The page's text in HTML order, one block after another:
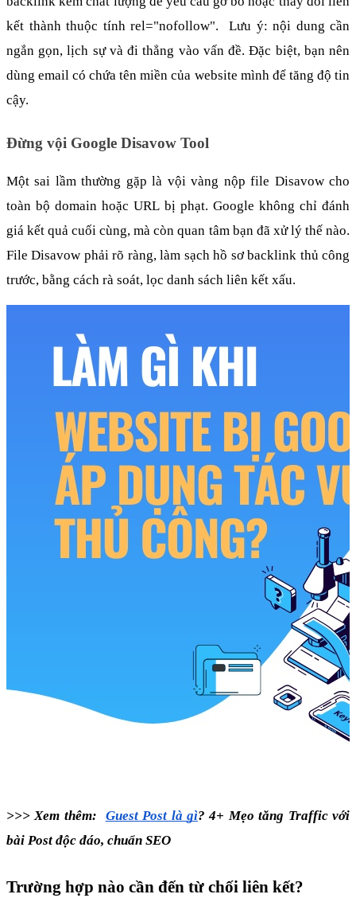
kết thành thuộc tính rel="nofollow".  Lưu ý: nội dung cần
ngắn gọn, lịch sự và đi thẳng vào vấn đề. Đặc biệt, bạn nên
dùng email có chứa tên miền của website mình để tăng độ tin
cậy.
Đừng vội Google Disavow Tool
Một sai lầm thường gặp là vội vàng nộp file Disavow cho
toàn bộ domain hoặc URL bị phạt. Google không chỉ đánh
giá kết quả cuối cùng, mà còn quan tâm bạn đã xử lý thế nào.
File Disavow phải rõ ràng, làm sạch hồ sơ backlink thủ công
trước, bằng cách rà soát, lọc danh sách liên kết xấu.
>>> Xem thêm: Guest Post là gì? 4+ Mẹo tăng Traffic với
bài Post độc đáo, chuẩn SEO
Trường hợp nào cần đến từ chối liên kết?